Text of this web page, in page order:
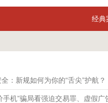
经典
：新规如何为你的“舌尖”护航？
手机”骗局看强迫交易罪、虚假